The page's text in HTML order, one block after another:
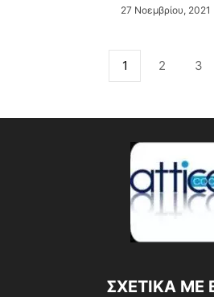
27 Νοεμβρίου, 2021
1 2 3
ΣΧΕΤΙΚΑ ΜΕ